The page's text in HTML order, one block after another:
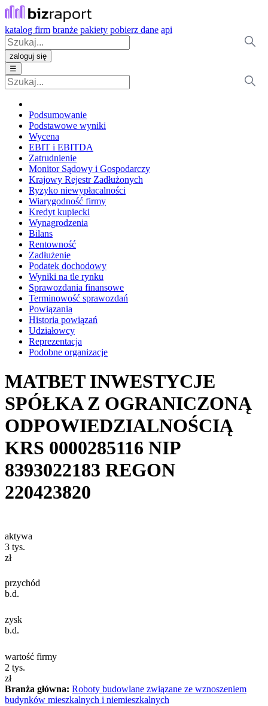
katalog firm branże pakiety pobierz dane api
zaloguj się
☰
Podsumowanie
Podstawowe wyniki
Wycena
EBIT i EBITDA
Zatrudnienie
Monitor Sądowy i Gospodarczy
Krajowy Rejestr Zadłużonych
Ryzyko niewypłacalności
Wiarygodność firmy
Kredyt kupiecki
Wynagrodzenia
Bilans
Rentowność
Zadłużenie
Podatek dochodowy
Wyniki na tle rynku
Sprawozdania finansowe
Terminowość sprawozdań
Powiązania
Historia powiązań
Udziałowcy
Reprezentacja
Podobne organizacje
MATBET INWESTYCJE
SPÓŁKA Z OGRANICZONĄ
ODPOWIEDZIALNOŚCIĄ
KRS 0000285116 NIP
8393022183 REGON
220423820
aktywa
3 tys.
zł
przychód
b.d.
zysk
b.d.
wartość firmy
2 tys.
zł
Branża główna: Roboty budowlane związane ze wznoszeniem
budynków mieszkalnych i niemieszkalnych